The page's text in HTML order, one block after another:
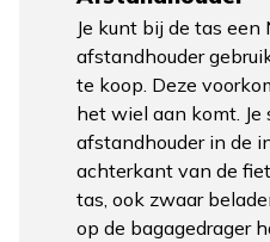
Je kunt bij de tas een
afstandhouder
te koop. Deze
het wiel aan komt. Je
afstandhouder in de
achterkant van de
tas, ook zwaar
op de bagagedrager